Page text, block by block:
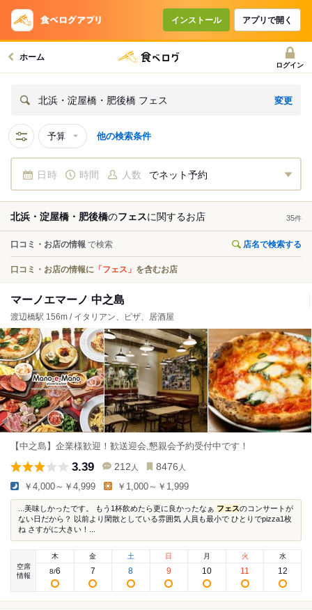
インストール アプリで開く
ホーム
ログイン
北浜・淀屋橋・肥後橋 フェス 変更
予算 他の検索条件
日時 時間 人数 でネット予約
北浜・淀屋橋・肥後橋のフェスに関するお店 35件
口コミ・お店の情報 で検索 店名で検索する
口コミ・お店の情報に 「フェス」 を含むお店
マーノエマーノ 中之島
渡辺橋駅 156m / イタリアン、ピザ、居酒屋
【中之島】企業様歓迎！歓送迎会,懇親会予約受付中です！
3.39 212 人 8476 人
￥4,000～￥4,999 ￥1,000～￥1,999
...美味しかったです。 もう1杯飲めたら更に良かったなぁ フェスのコンサートが
ない日だから？ 以前より閑散としている雰囲気 人員も最小で ひとりでpizza1枚
ね さすがに大きい！...
空席
情報
木
8/6
金
7
土
8
日
9
月
10
火
11
水
12